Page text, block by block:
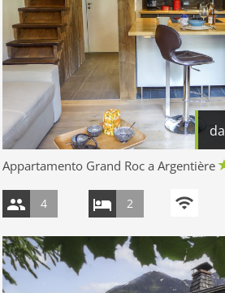
da
Appartamento Grand Roc a Argentière
4 2